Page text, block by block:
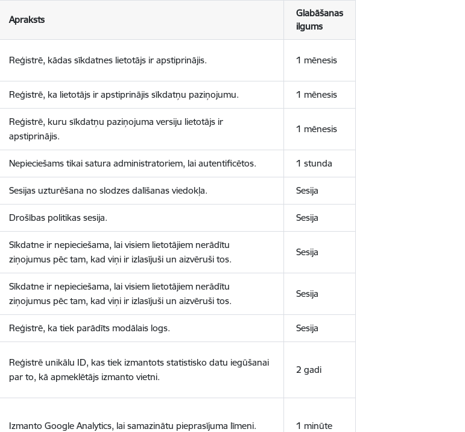
Apraksts
Glabāšanas
ilgums
Reģistrē, kādas sīkdatnes lietotājs ir apstiprinājis. 1 mēnesis
Reģistrē, ka lietotājs ir apstiprinājis sīkdatņu paziņojumu. 1 mēnesis
Reģistrē, kuru sīkdatņu paziņojuma versiju lietotājs ir
apstiprinājis.
1 mēnesis
Nepieciešams tikai satura administratoriem, lai autentificētos. 1 stunda
Sesijas uzturēšana no slodzes dalīšanas viedokļa. Sesija
Drošības politikas sesija. Sesija
Sīkdatne ir nepieciešama, lai visiem lietotājiem nerādītu
ziņojumus pēc tam, kad viņi ir izlasījuši un aizvēruši tos.
Sesija
Sīkdatne ir nepieciešama, lai visiem lietotājiem nerādītu
ziņojumus pēc tam, kad viņi ir izlasījuši un aizvēruši tos.
Sesija
Reģistrē, ka tiek parādīts modālais logs. Sesija
Reģistrē unikālu ID, kas tiek izmantots statistisko datu iegūšanai
par to, kā apmeklētājs izmanto vietni.
2 gadi
Izmanto Google Analytics, lai samazinātu pieprasījuma līmeni. 1 minūte